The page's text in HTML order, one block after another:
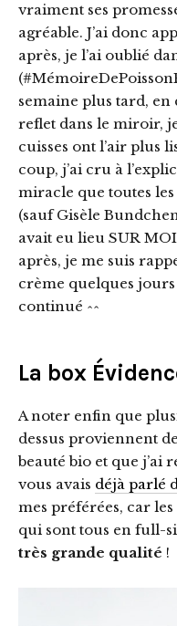
vraiment ses
agréable. J’ai donc
après, je l’ai oublié
semaine plus tard,
reflet dans le miroir,
cuisses ont l’air plus
coup, j’ai cru à
miracle que toutes
(sauf Gisèle
avait eu lieu SUR
après, je me suis
crème quelques
continué ^^
La box
A noter enfin que
dessus proviennent
beauté bio et que j’ai
vous avais déjà parlé
mes préférées, car
qui sont tous en full-
très grande qualité !